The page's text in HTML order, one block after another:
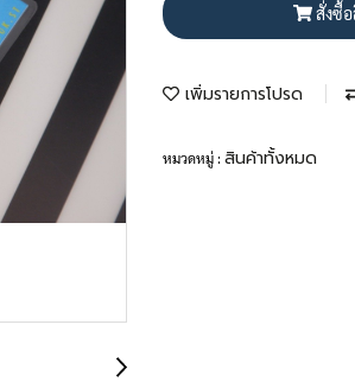
สั่งซื้
เพิ่มรายการโปรด
หมวดหมู่ :สินค้าทั้งหมด